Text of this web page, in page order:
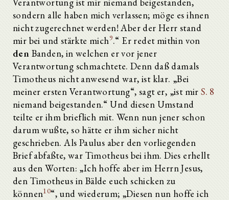
sondern alle haben mich verlassen; möge es ihnen
nicht zugerechnet werden! Aber der Herr stand
mir bei und stärkte mich9.“ Er redet mithin von
den Banden, in welchen er vor jener
Verantwortung schmachtete. Denn daß damals
Timotheus nicht anwesend war, ist klar. „Bei
meiner ersten Verantwortung“, sagt er, „ist mirS. 8
niemand beigestanden.“ Und diesen Umstand
teilte er ihm brieflich mit. Wenn nun jener schon
darum wußte, so hätte er ihm sicher nicht
geschrieben. Als Paulus aber den vorliegenden
Brief abfaßte, war Timotheus bei ihm. Dies erhellt
aus den Worten: „Ich hoffe aber im Herrn Jesus,
den Timotheus in Bälde euch schicken zu
können10“, und wiederum; „Diesen nun hoffe ich